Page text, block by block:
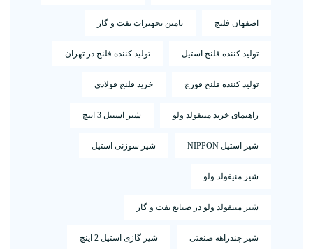
اصفهان فلنج تامین تجهیزات نفت و گاز
تولید کننده فلنج استیل تولید کننده فلنج در تهران
تولید کننده فلنج فورج خرید فلنج فولادی
راهنمای خرید منیفولد ولو شیر استیل 3 اینچ
شیر استیل NIPPON شیر سوزنی استیل
شیر منیفولد ولو
شیر منیفولد ولو در صنایع نفت و گاز
شیر چندراهه صنعتی شیر گازی استیل 2 اینچ